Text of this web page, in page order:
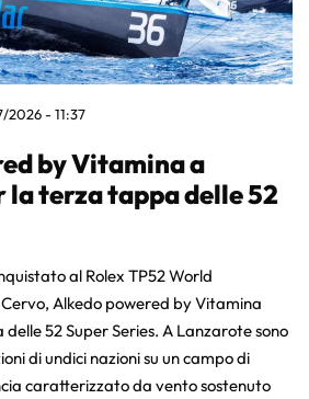
- 11:37
by Vitamina a
la terza tappa delle 52
al Rolex TP52 World
Alkedo powered by Vitamina
52 Super Series. A Lanzarote sono
di undici nazioni su un campo di
caratterizzato da vento sostenuto